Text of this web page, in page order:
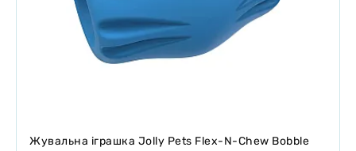
Жувальна іграшка Jolly Pets Flex-N-Chew Bobble